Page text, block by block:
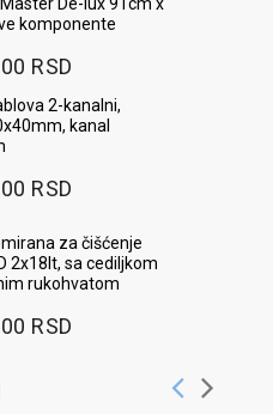
komponente
RSD
2-kanalni,
kanal
RSD
za čišćenje
2x18lt, sa cediljkom
rukohvatom
RSD